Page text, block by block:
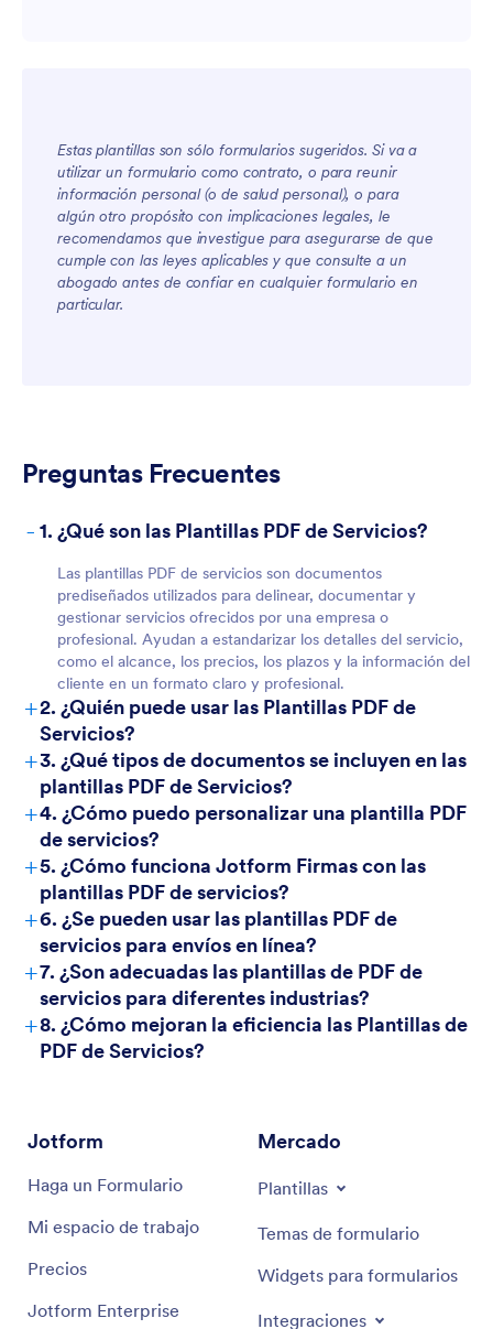
For Teams
Estas plantillas son sólo formularios sugeridos. Si va a
utilizar un formulario como contrato, o para reunir
información personal (o de salud personal), o para
algún otro propósito con implicaciones legales, le
recomendamos que investigue para asegurarse de que
cumple con las leyes aplicables y que consulte a un
abogado antes de confiar en cualquier formulario en
particular.
Preguntas Frecuentes
- 1. ¿Qué son las Plantillas PDF de Servicios?
Las plantillas PDF de servicios son documentos
prediseñados utilizados para delinear, documentar y
gestionar servicios ofrecidos por una empresa o
profesional. Ayudan a estandarizar los detalles del servicio,
como el alcance, los precios, los plazos y la información del
cliente en un formato claro y profesional.
+2. ¿Quién puede usar las Plantillas PDF de
Servicios?
+3. ¿Qué tipos de documentos se incluyen en las
plantillas PDF de Servicios?
+4. ¿Cómo puedo personalizar una plantilla PDF
de servicios?
+5. ¿Cómo funciona Jotform Firmas con las
plantillas PDF de servicios?
+6. ¿Se pueden usar las plantillas PDF de
servicios para envíos en línea?
+7. ¿Son adecuadas las plantillas de PDF de
servicios para diferentes industrias?
+8. ¿Cómo mejoran la eficiencia las Plantillas de
PDF de Servicios?
Jotform
Haga un Formulario
Mi espacio de trabajo
Precios
Jotform Enterprise
Mercado
Plantillas
Temas de formulario
Widgets para formularios
Integraciones